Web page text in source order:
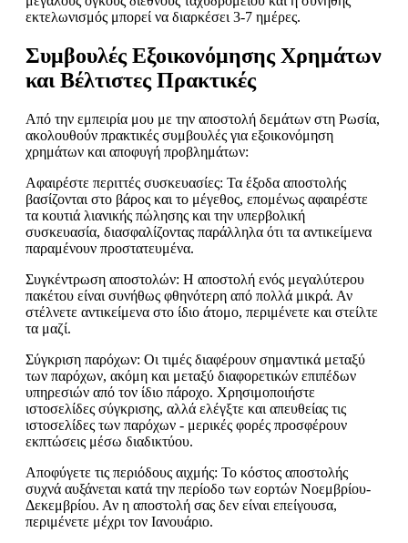
εκτελωνισμός μπορεί να διαρκέσει 3-7 ημέρες.
Συμβουλές Εξοικονόμησης Χρημάτων
και Βέλτιστες Πρακτικές
Από την εμπειρία μου με την αποστολή δεμάτων στη Ρωσία,
ακολουθούν πρακτικές συμβουλές για εξοικονόμηση
χρημάτων και αποφυγή προβλημάτων:
Αφαιρέστε περιττές συσκευασίες: Τα έξοδα αποστολής
βασίζονται στο βάρος και το μέγεθος, επομένως αφαιρέστε
τα κουτιά λιανικής πώλησης και την υπερβολική
συσκευασία, διασφαλίζοντας παράλληλα ότι τα αντικείμενα
παραμένουν προστατευμένα.
Συγκέντρωση αποστολών: Η αποστολή ενός μεγαλύτερου
πακέτου είναι συνήθως φθηνότερη από πολλά μικρά. Αν
στέλνετε αντικείμενα στο ίδιο άτομο, περιμένετε και στείλτε
τα μαζί.
Σύγκριση παρόχων: Οι τιμές διαφέρουν σημαντικά μεταξύ
των παρόχων, ακόμη και μεταξύ διαφορετικών επιπέδων
υπηρεσιών από τον ίδιο πάροχο. Χρησιμοποιήστε
ιστοσελίδες σύγκρισης, αλλά ελέγξτε και απευθείας τις
ιστοσελίδες των παρόχων - μερικές φορές προσφέρουν
εκπτώσεις μέσω διαδικτύου.
Αποφύγετε τις περιόδους αιχμής: Το κόστος αποστολής
συχνά αυξάνεται κατά την περίοδο των εορτών Νοεμβρίου-
Δεκεμβρίου. Αν η αποστολή σας δεν είναι επείγουσα,
περιμένετε μέχρι τον Ιανουάριο.